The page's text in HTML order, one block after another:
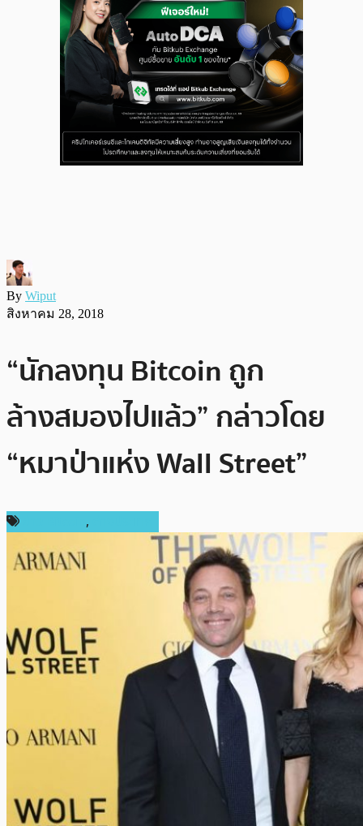
By Wiput
สิงหาคม 28, 2018
“นักลงทุน Bitcoin ถูก
ล้างสมองไปแล้ว” กล่าวโดย
“หมาป่าแห่ง Wall Street”
,